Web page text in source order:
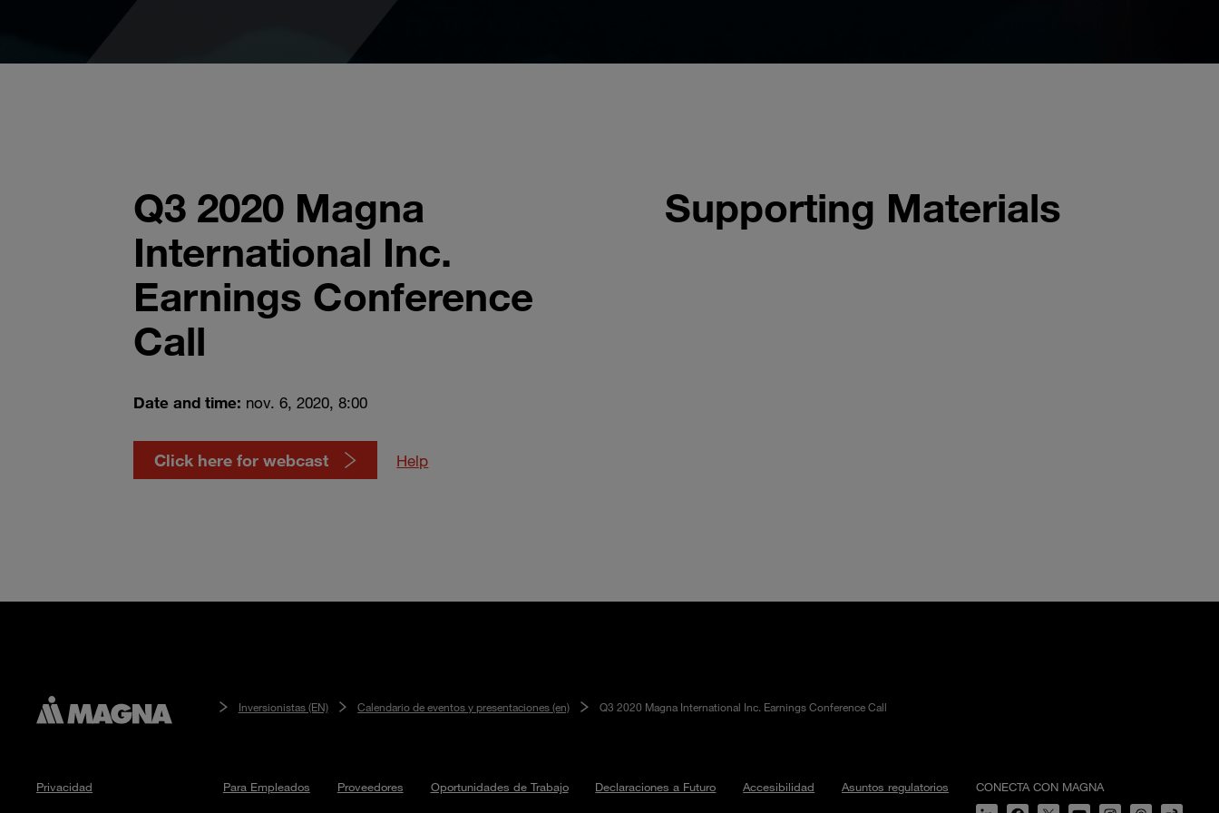
Q3 2020 Magna
International Inc.
Earnings Conference
Call
Date and time: nov. 6, 2020, 8:00
Click here for webcast Help
Supporting Materials
Inversionistas (EN) Calendario de eventos y presentaciones (en) Q3 2020 Magna International Inc. Earnings Conference Call
Privacidad Para Empleados Proveedores Oportunidades de Trabajo Declaraciones a Futuro Accesibilidad Asuntos regulatorios CONECTA CON MAGNA